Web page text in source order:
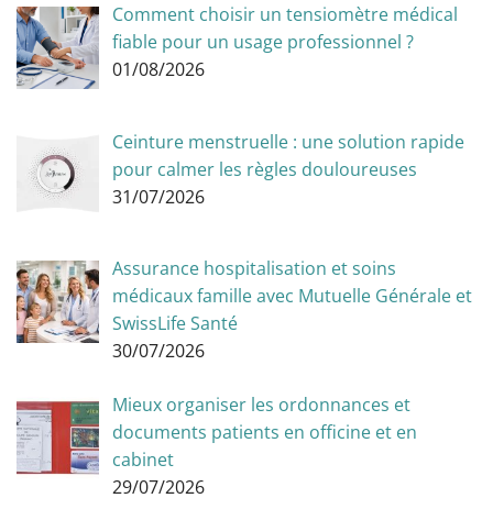
Comment choisir un tensiomètre médical
fiable pour un usage professionnel ?
01/08/2026
Ceinture menstruelle : une solution rapide
pour calmer les règles douloureuses
31/07/2026
Assurance hospitalisation et soins
médicaux famille avec Mutuelle Générale et
SwissLife Santé
30/07/2026
Mieux organiser les ordonnances et
documents patients en officine et en
cabinet
29/07/2026